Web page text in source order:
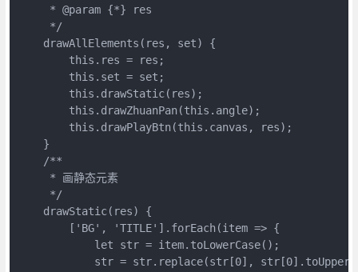
     * @param {*} res
     */
    drawAllElements(res, set) {
        this.res = res;
        this.set = set;
        this.drawStatic(res);
        this.drawZhuanPan(this.angle);
        this.drawPlayBtn(this.canvas, res);
    }
    /**
     * 画静态元素
     */
    drawStatic(res) {
        ['BG', 'TITLE'].forEach(item => {
            let str = item.toLowerCase();
str = str.replace(str[0],